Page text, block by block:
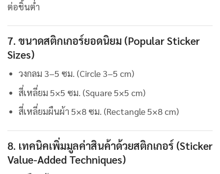
ต่อชิ้นต่ำ
7. ขนาดสติกเกอร์ยอดนิยม (Popular Sticker
Sizes)
วงกลม 3–5 ซม. (Circle 3–5 cm)
สี่เหลี่ยม 5×5 ซม. (Square 5×5 cm)
สี่เหลี่ยมผืนผ้า 5×8 ซม. (Rectangle 5×8 cm)
8. เทคนิคเพิ่มมูลค่าสินค้าด้วยสติกเกอร์ (Sticker
Value-Added Techniques)